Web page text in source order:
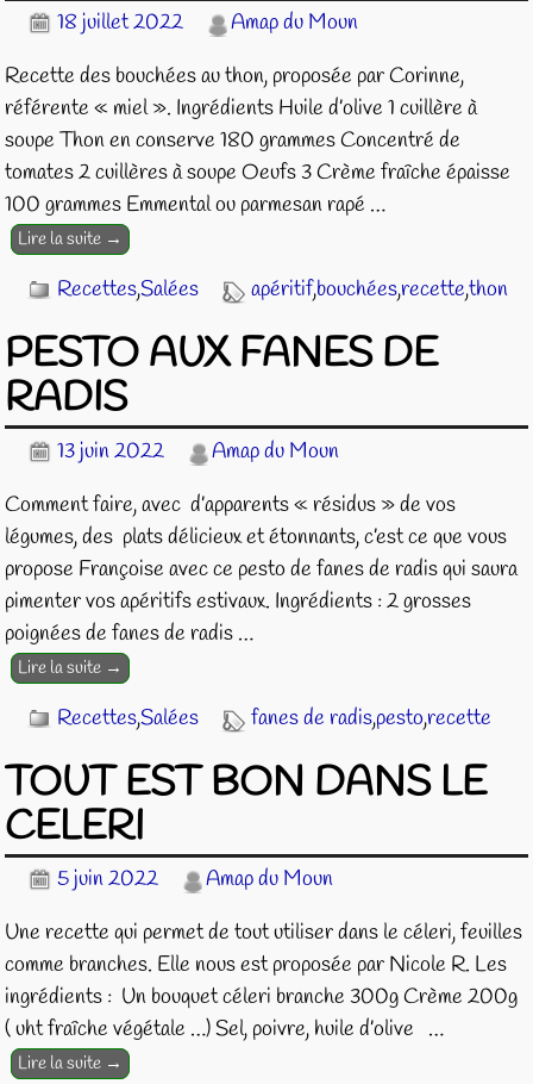
18 juillet 2022
Amap du Moun
Recette des bouchées au thon, proposée par Corinne,
référente « miel ». Ingrédients Huile d’olive 1 cuillère à
soupe Thon en conserve 180 grammes Concentré de
tomates 2 cuillères à soupe Oeufs 3 Crème fraîche épaisse
100 grammes Emmental ou parmesan rapé …
Lire la suite →
Recettes,Salées apéritif,bouchées,recette,thon
PESTO AUX FANES DE
RADIS
13 juin 2022
Amap du Moun
Comment faire, avec d’apparents « résidus » de vos
légumes, des plats délicieux et étonnants, c’est ce que vous
propose Françoise avec ce pesto de fanes de radis qui saura
pimenter vos apéritifs estivaux. Ingrédients : 2 grosses
poignées de fanes de radis …
Lire la suite →
Recettes,Salées fanes de radis,pesto,recette
TOUT EST BON DANS LE
CELERI
5 juin 2022
Amap du Moun
Une recette qui permet de tout utiliser dans le céleri, feuilles
comme branches. Elle nous est proposée par Nicole R. Les
ingrédients : Un bouquet céleri branche 300g Crème 200g
( uht fraîche végétale …) Sel, poivre, huile d’olive …
Lire la suite →